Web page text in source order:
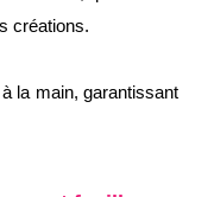
créations.
la main, garantissant